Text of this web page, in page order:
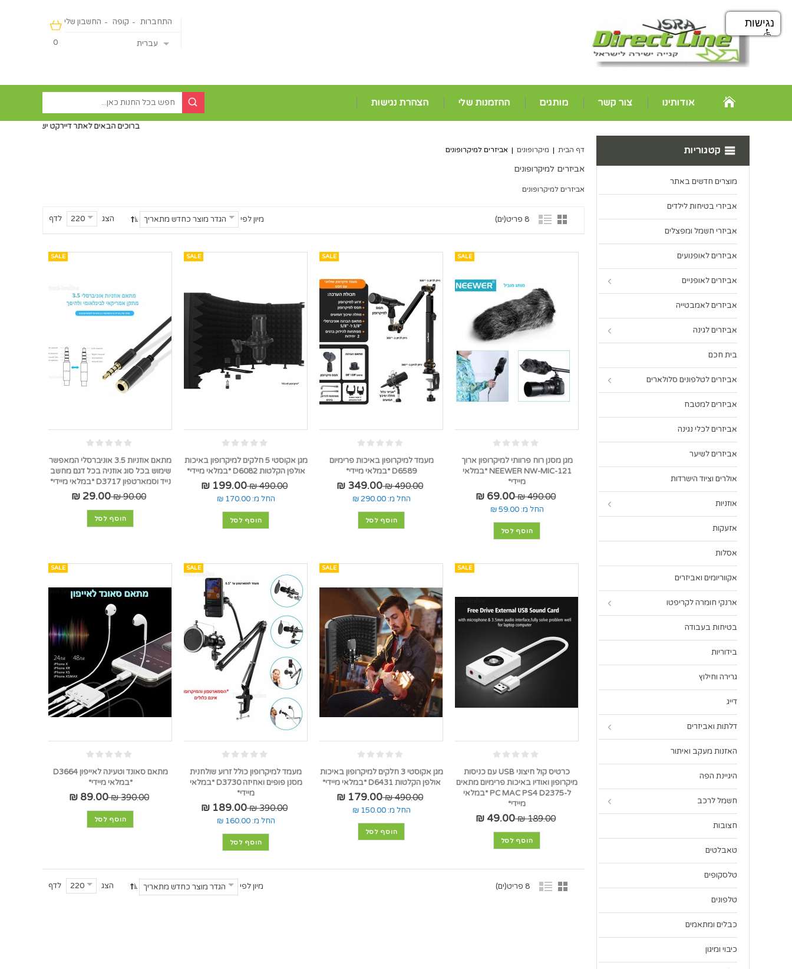
0
החשבון שלי קופה התחברות
עברית
אודותינו צור קשר מותגים ההזמנות שלי הצהרת נגישות
ברוכים הבאים לאתר דיירקט ישראליין - מכירה מהיבואן
דף הבית | מיקרופונים | אביזרים למיקרופונים
אביזרים למיקרופונים
אביזרים למיקרופונים
8 פריט(ים) הצג 220 לדף מיון לפי הגדר מוצר כחדש מתאריך
SALE
מגן מסנן רוח פרוותי למיקרופון ארוך
NEEWER NW-MIC-121 *במלאי
מיידי*
490.00 ₪
69.00 ₪
החל מ: 59.00 ₪
הוסף לסל
SALE
מעמד למיקרופון באיכות פרימיום
D6589 *במלאי מיידי*
490.00 ₪
349.00 ₪
החל מ: 290.00 ₪
הוסף לסל
SALE
מגן אקוסטי 5 חלקים למיקרופון באיכות
אולפן הקלטות D6082 *במלאי מיידי*
490.00 ₪
199.00 ₪
החל מ: 170.00 ₪
הוסף לסל
SALE
מתאם אוזניות 3.5 אוניברסלי המאפשר
שימוש בכל סוג אוזניה בכל דגם מחשב
נייד וסמארטפון D3717 *במלאי מיידי*
90.00 ₪
29.00 ₪
הוסף לסל
SALE
כרטיס קול חיצוני USB עם כניסות
מיקרופון ואודיו באיכות פרימיום מתאים
ל-PC MAC PS4 D2375 *במלאי
מיידי*
189.00 ₪
49.00 ₪
הוסף לסל
SALE
מגן אקוסטי 3 חלקים למיקרופון באיכות
אולפן הקלטות D6431 *במלאי מיידי*
490.00 ₪
179.00 ₪
החל מ: 150.00 ₪
הוסף לסל
SALE
מעמד למיקרופון כולל זרוע שולחנית
מסנן פופים ואחיזה D3730 *במלאי
מיידי*
390.00 ₪
189.00 ₪
החל מ: 160.00 ₪
הוסף לסל
SALE
מתאם סאונד וטעינה לאייפון D3664
*במלאי מיידי*
390.00 ₪
89.00 ₪
הוסף לסל
8 פריט(ים) הצג 220 לדף מיון לפי הגדר מוצר כחדש מתאריך
קטגוריות
מוצרים חדשים באתר
אביזרי בטיחות לילדים
אביזרי חשמל ומפצלים
אביזרים לאופנועים
אביזרים לאופניים
אביזרים לאמבטייה
אביזרים לגינה
בית חכם
אביזרים לטלפונים סלולארים
אביזרים למטבח
אביזרים לכלי נגינה
אביזרים לשיער
אולרים וציוד הישרדות
אוזניות
אזעקות
אסלות
אקווריומים ואביזרים
ארנקי חומרה לקריפטו
בטיחות בעבודה
בידוריות
גרירה וחילוץ
דייג
דלתות ואביזרים
האזנות מעקב ואיתור
היגיינת הפה
חשמל לרכב
חצובות
טאבלטים
טלסקופים
טלפונים
כבלים ומתאמים
כיבוי ומיגון
נגישות